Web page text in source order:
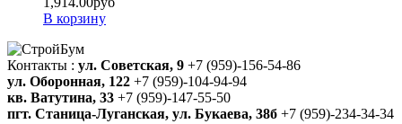
В корзину
Контакты : ул. Советская, 9 +7 (959)-156-54-86
ул. Оборонная, 122 +7 (959)-104-94-94
кв. Ватутина, 33 +7 (959)-147-55-50
пгт. Станица-Луганская, ул. Букаева, 38б +7 (959)-234-34-34